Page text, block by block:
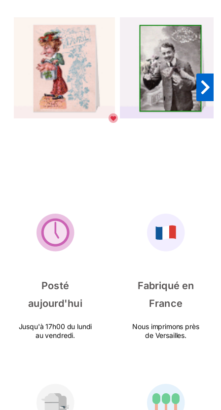
Posté
aujourd'hui
Jusqu'à 17h00 du lundi
au vendredi.
Fabriqué en
France
Nous imprimons près
de Versailles.